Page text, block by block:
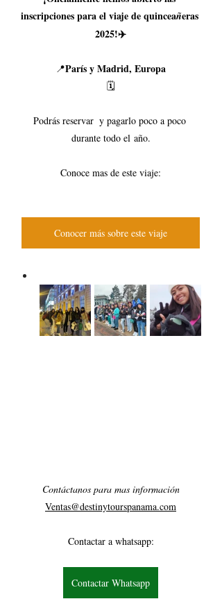
inscripciones para el viaje de quinceañeras
2025!✈️
📍París y Madrid, Europa
🗓️
Podrás reservar  y pagarlo poco a poco
durante todo el año.
Conoce mas de este viaje:
Conocer más sobre este viaje
Contáctanos para mas información
Ventas@destinytourspanama.com
Contactar a whatsapp:
Contactar Whatsapp